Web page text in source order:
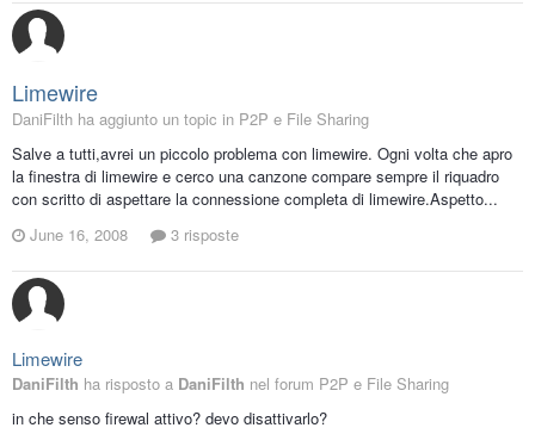
Limewire
DaniFilth ha aggiunto un topic in P2P e File Sharing
Salve a tutti,avrei un piccolo problema con limewire. Ogni volta che apro
la finestra di limewire e cerco una canzone compare sempre il riquadro
con scritto di aspettare la connessione completa di limewire.Aspetto...
June 16, 2008
3 risposte
Limewire
DaniFilth ha risposto a DaniFilth nel forum P2P e File Sharing
in che senso firewal attivo? devo disattivarlo?